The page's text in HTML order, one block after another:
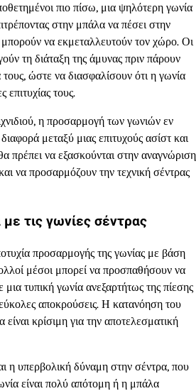
πιο πίσω, μια ψηλότερη γωνία
στην μπάλα να πέσει στην
μπορούν να εκμεταλλευτούν τον χώρο. Οι
τη διάταξη της άμυνας πριν πάρουν
ώστε να διασφαλίσουν ότι η γωνία
επιτυχίας τους.
η προσαρμογή των γωνιών εν
μεταξύ μιας επιτυχούς ασίστ και
πρέπει να εξασκούνται στην αναγνώριση
να προσαρμόζουν την τεχνική σέντρας
με τις γωνίες σέντρας
προσαρμογής της γωνίας με βάση
μέσοι μπορεί να προσπαθήσουν να
τυπική γωνία ανεξαρτήτως της πίεσης
αποκρούσεις. Η κατανόηση του
κρίσιμη για την αποτελεσματική
η υπερβολική δύναμη στην σέντρα, που
είναι πολύ απότομη ή η μπάλα